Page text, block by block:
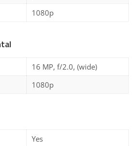
1080p
16 MP, f/2.0, (wide)
1080p
Yes